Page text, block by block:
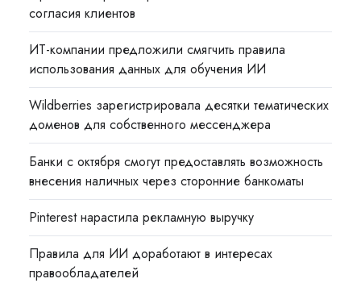
согласия клиентов
ИТ-компании предложили смягчить правила
использования данных для обучения ИИ
Wildberries зарегистрировала десятки тематических
доменов для собственного мессенджера
Банки с октября смогут предоставлять возможность
внесения наличных через сторонние банкоматы
Pinterest нарастила рекламную выручку
Правила для ИИ доработают в интересах
правообладателей